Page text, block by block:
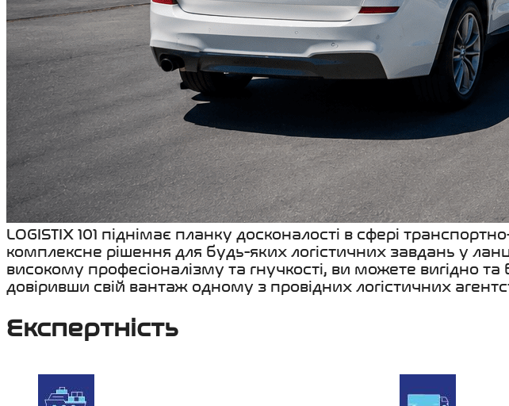
LOGISTIX 101 піднімає планку досконалості в сфері
комплексне рішення для будь-яких логістичних завдань у
високому професіоналізму та гнучкості, ви можете вигідно
довіривши свій вантаж одному з провідних логістичних
Експертність